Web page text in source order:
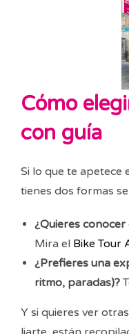
Cómo
con guía
Si lo que te apetece
tienes dos formas
¿Quieres
Mira el Bike Tour
¿Prefieres una
ritmo, paradas)?
Y si quieres ver